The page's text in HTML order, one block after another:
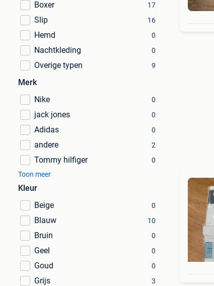
Boxer 17
Slip 16
Hemd 0
Nachtkleding 0
Overige typen 9
Merk
Nike
0
jack jones 0
Adidas 0
andere 2
Tommy hilfiger
0
Toon meer
Kleur
Beige
0
Blauw 10
Bruin 0
Geel 0
Goud 0
Grijs 3